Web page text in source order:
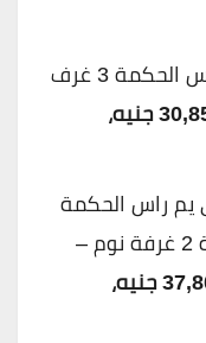
شاليهات للبيع في وادي يم راس الحكمة 3 غرف
30,850,000 جنيه،
يم راس الحكمة
من مدن الاماراتية راس الحكمة 2 غرفة نوم –
37,800,000 جنيه،